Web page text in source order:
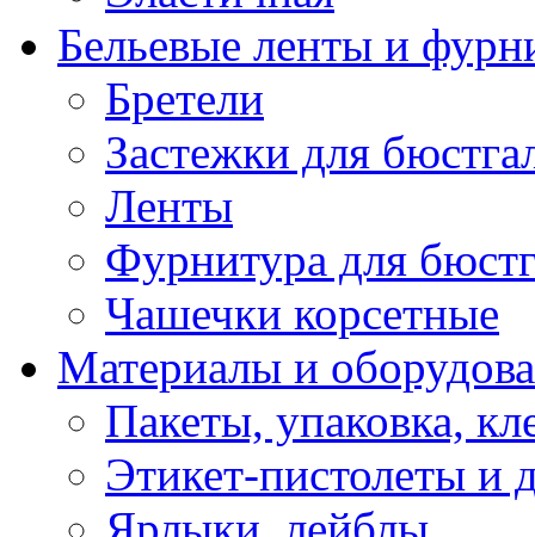
Бельевые ленты и
Бретели
Застежки для
Ленты
Фурнитура для
Чашечки корсетные
Материалы и
Пакеты, упаковка,
Этикет-пистолеты и